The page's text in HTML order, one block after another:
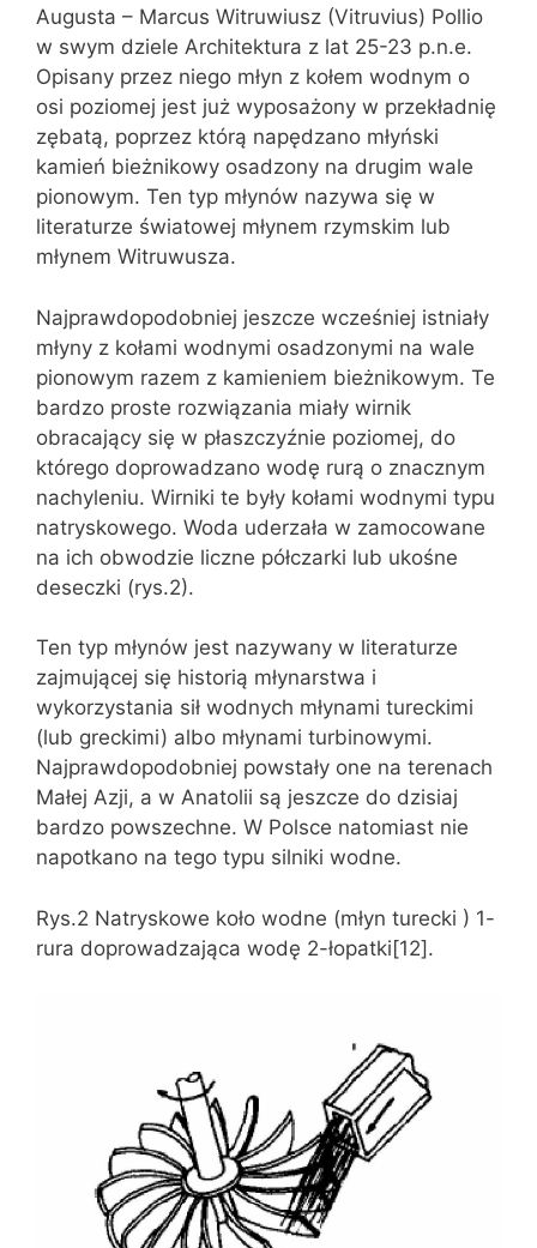
Augusta – Marcus Witruwiusz (Vitruvius) Pollio
w swym dziele Architektura z lat 25-23 p.n.e.
Opisany przez niego młyn z kołem wodnym o
osi poziomej jest już wyposażony w przekładnię
zębatą, poprzez którą napędzano młyński
kamień bieżnikowy osadzony na drugim wale
pionowym. Ten typ młynów nazywa się w
literaturze światowej młynem rzymskim lub
młynem Witruwusza.
Najprawdopodobniej jeszcze wcześniej istniały
młyny z kołami wodnymi osadzonymi na wale
pionowym razem z kamieniem bieżnikowym. Te
bardzo proste rozwiązania miały wirnik
obracający się w płaszczyźnie poziomej, do
którego doprowadzano wodę rurą o znacznym
nachyleniu. Wirniki te były kołami wodnymi typu
natryskowego. Woda uderzała w zamocowane
na ich obwodzie liczne półczarki lub ukośne
deseczki (rys.2).
Ten typ młynów jest nazywany w literaturze
zajmującej się historią młynarstwa i
wykorzystania sił wodnych młynami tureckimi
(lub greckimi) albo młynami turbinowymi.
Najprawdopodobniej powstały one na terenach
Małej Azji, a w Anatolii są jeszcze do dzisiaj
bardzo powszechne. W Polsce natomiast nie
napotkano na tego typu silniki wodne.
Rys.2 Natryskowe koło wodne (młyn turecki ) 1-
rura doprowadzająca wodę 2-łopatki[12].